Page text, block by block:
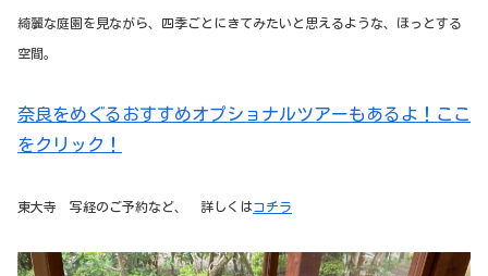
綺麗な庭園を見ながら、四季ごとにきてみたいと思えるような、ほっとする
空間。
奈良をめぐるおすすめオプショナルツアーもあるよ！ここ
をクリック！
東大寺 写経のご予約など、 詳しくはコチラ